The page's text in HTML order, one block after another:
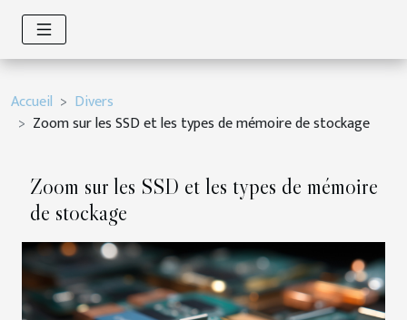
Accueil
Divers
Zoom sur les SSD et les types de mémoire de stockage
Zoom sur les SSD et les types de mémoire
de stockage